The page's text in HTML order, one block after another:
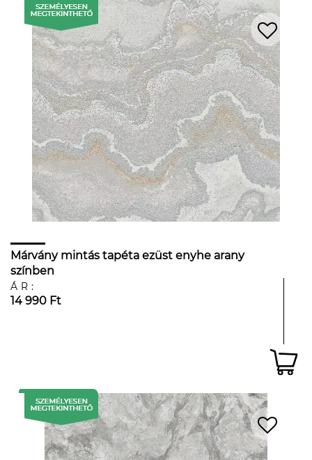
Márvány mintás tapéta ezüst enyhe arany
színben
ÁR:
14 990 Ft